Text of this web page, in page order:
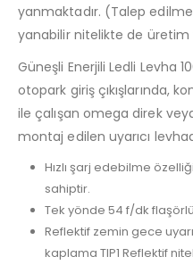
yanmaktadır. (Talep
yanabilir nitelikte de üretim
Güneşli Enerjili Ledli Levha
otopark giriş çıkışlarında,
ile çalışan omega direk
montaj edilen uyarıcı
Hızlı şarj edebilme
sahiptir.
Tek yönde 54 f/dk flaşörlü
Reflektif zemin gece
kaplama TIP1 Reflektif